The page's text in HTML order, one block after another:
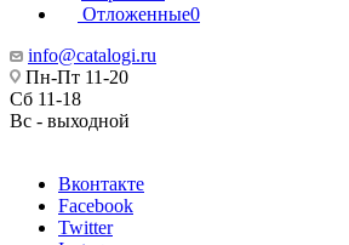
Отложенные0
info@catalogi.ru
Пн-Пт 11-20
Сб 11-18
Вс - выходной
Вконтакте
Facebook
Twitter